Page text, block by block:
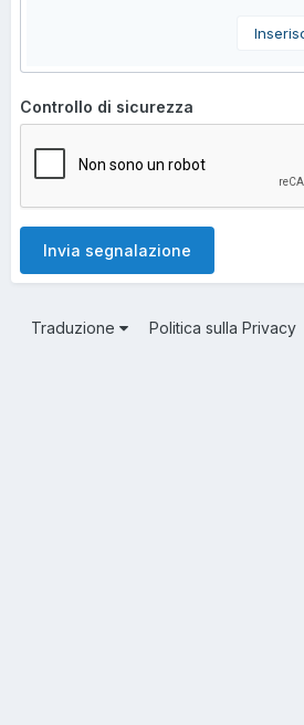
Controllo di sicurezza
Invia segnalazione
Traduzione Politica sulla Privacy